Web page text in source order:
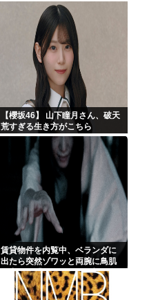
ｗｗｗｗ
【櫻坂46】 山下瞳月さん、破天
荒すぎる生き方がこちら
賃貸物件を内覧中、ベランダに
出たら突然ゾワッと両腕に鳥肌
が出た。「やっぱりこの部屋嫌
だ」と思った瞬間、体が前にド
ンッと突き飛ばされて…